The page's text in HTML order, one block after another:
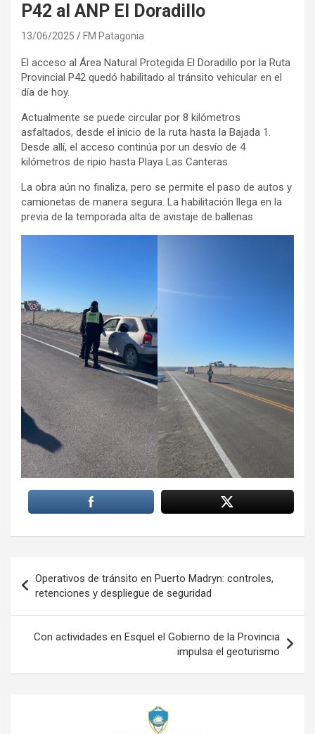
P42 al ANP El Doradillo
13/06/2025 FM Patagonia
El acceso al Área Natural Protegida El Doradillo por la Ruta
Provincial P42 quedó habilitado al tránsito vehicular en el
día de hoy.
Actualmente se puede circular por 8 kilómetros
asfaltados, desde el inicio de la ruta hasta la Bajada 1.
Desde allí, el acceso continúa por un desvío de 4
kilómetros de ripio hasta Playa Las Canteras.
La obra aún no finaliza, pero se permite el paso de autos y
camionetas de manera segura. La habilitación llega en la
previa de la temporada alta de avistaje de ballenas
de
entradas
Operativos de tránsito en Puerto Madryn: controles,
retenciones y despliegue de seguridad
Con actividades en Esquel el Gobierno de la Provincia
impulsa el geoturismo